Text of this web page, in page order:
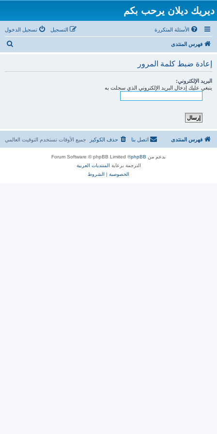
ديريك ديلان يرحب بكم
الأسئلة المتكررة تسجيل الدخول التسجيل
فهرس المنتدى
إعادة ضبط كلمة المرور
البريد الإلكتروني:
ينبغي عليك إدخال البريد الإلكتروني الذي سجلت به
فهرس المنتدى جميع الأوقات تستخدم التوقيت العالمي حذف الكوكيز اتصل بنا
بدعم من phpBB
® Forum Software © phpBB Limited
الترجمة برعاية المنتديات العربية
الخصوصية | الشروط